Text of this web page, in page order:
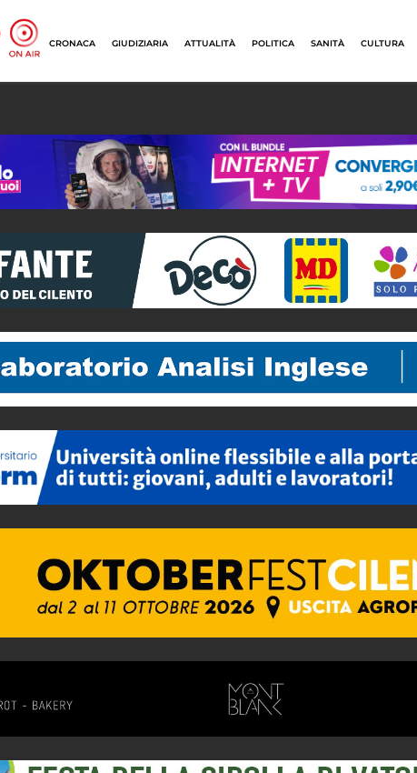
CRONACA GIUDIZIARIA ATTUALITÀ POLITICA SANITÀ CULTURA